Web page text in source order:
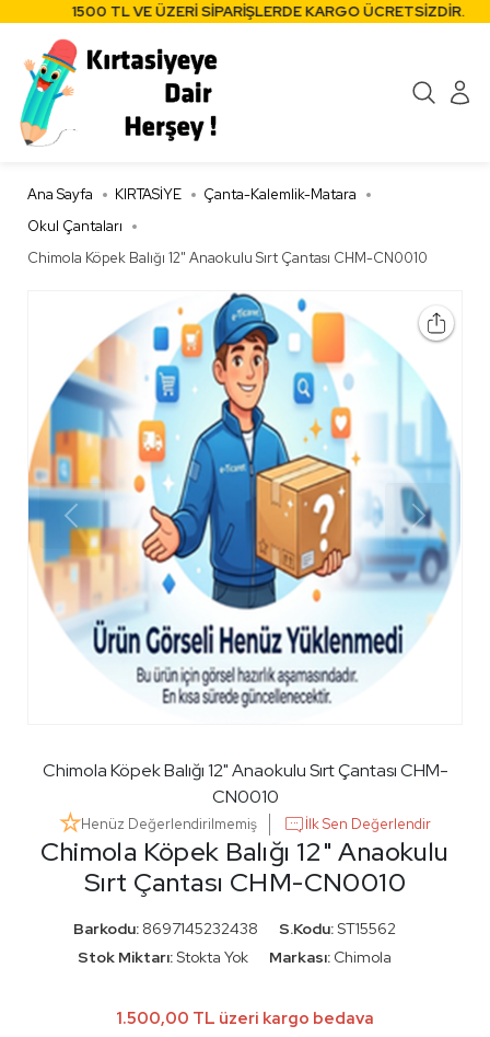
1500 TL VE ÜZERİ SİPARİŞLERDE KARGO ÜCRETSİZDİR.
Ana Sayfa KIRTASİYE
Çanta-Kalemlik-Matara
Okul Çantaları
Chimola Köpek Balığı 12" Anaokulu Sırt Çantası CHM-CN0010
Chimola Köpek Balığı 12" Anaokulu
Sırt Çantası CHM-CN0010
Chimola Köpek Balığı 12" Anaokulu Sırt Çantası CHM-
CN0010
Henüz Değerlendirilmemiş İlk Sen Değerlendir
Barkodu: 8697145232438 S.Kodu:ST15562
Stok Miktarı:Stokta Yok Markası: Chimola
1.500,00 TL üzeri kargo bedava